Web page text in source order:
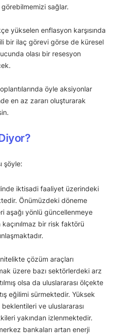
görebilmemizi sağlar.
yükselen enflasyon karşısında
bir ilaç görevi görse de küresel
olası bir resesyon
öyle aksiyonlar
en az zararı oluşturarak
şöyle:
iktisadi faaliyet üzerindeki
Önümüzdeki döneme
aşağı yönlü güncellenmeye
bir risk faktörü
çözüm araçları
üzere bazı sektörlerdeki arz
olsa da uluslararası ölçekte
eğilimi sürmektedir. Yüksek
ve uluslararası
yakından izlenmektedir.
bankaları artan enerji